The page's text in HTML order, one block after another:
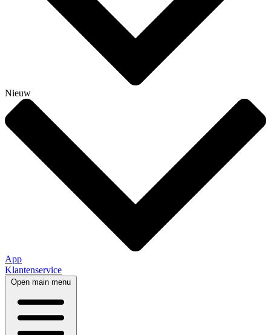
Nieuw
App
Klantenservice
Open main menu